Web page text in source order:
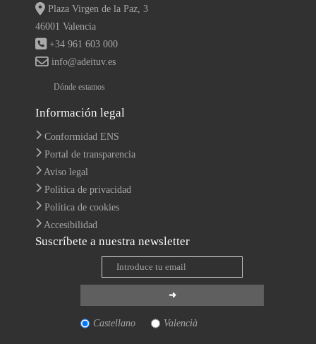
Plaza Virgen de la Paz, 3
46001 Valencia
+34 961 603 000
info@adeituv.es
Dónde estamos
Información legal
Conformidad ENS
Portal de transparencia
Aviso legal
Política de privacidad
Política de cookies
Accesibilidad
Suscríbete a nuestra newsletter
Castellano Valencià